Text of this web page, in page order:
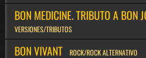
BON MEDICINE. TRIBUTO A BON
VERSIONES/TRIBUTOS
BON VIVANT ROCK/ROCK ALTERNATIVO